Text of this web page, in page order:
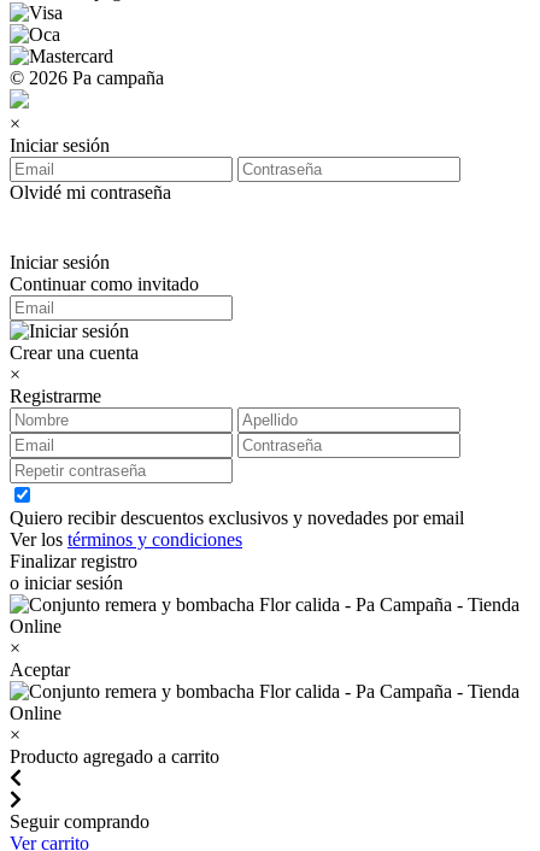
© 2026 Pa campaña
×
Iniciar sesión
Olvidé mi contraseña
Iniciar sesión
Continuar como invitado
Crear una cuenta
×
Registrarme
Quiero recibir descuentos exclusivos y novedades por email
Ver los términos y condiciones
Finalizar registro
o iniciar sesión
×
Aceptar
×
Producto agregado a carrito
Seguir comprando
Ver carrito